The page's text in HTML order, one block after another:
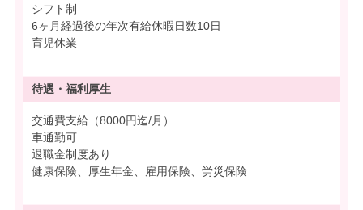
シフト制
6ヶ月経過後の年次有給休暇日数10日
育児休業
待遇・ 福利厚生
交通費支給（8000円迄/月）
車通勤可
退職金制度あり
健康保険、厚生年金、雇用保険、労災保険